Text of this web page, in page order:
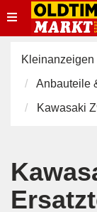
Toggle
navigation
Kleinanzeigen
Anbauteile
Kawasaki